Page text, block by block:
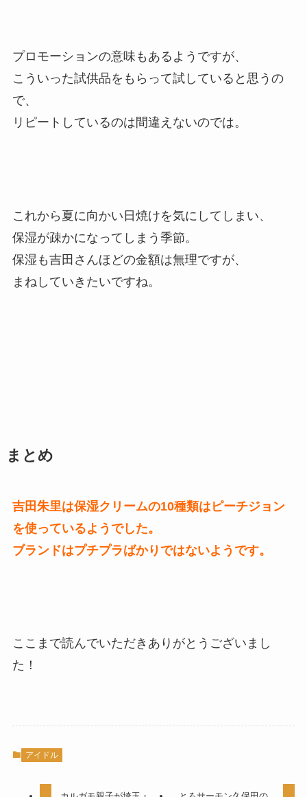
プロモーションの意味もあるようですが、
こういった試供品をもらって試していると思うの
で、
リピートしているのは間違えないのでは。
これから夏に向かい日焼けを気にしてしまい、
保湿が疎かになってしまう季節。
保湿も吉田さんほどの金額は無理ですが、
まねしていきたいですね。
まとめ
吉田朱里は保湿クリームの10種類はピーチジョン
を使っているようでした。
ブランドはプチプラばかりではないようです。
ここまで読んでいただきありがとうございまし
た！
アイドル